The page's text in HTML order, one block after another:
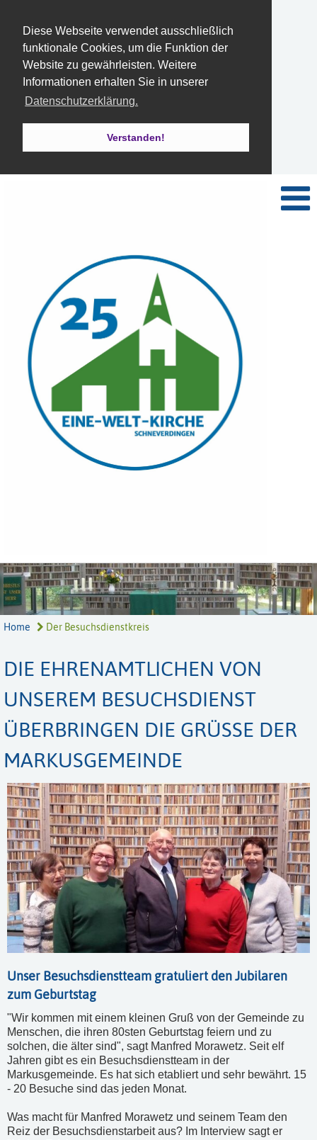
Diese Webseite verwendet ausschließlich
funktionale Cookies, um die Funktion der
Website zu gewährleisten. Weitere
Informationen erhalten Sie in unserer
Datenschutzerklärung.
Verstanden!
Home Der Besuchsdienstkreis
DIE EHRENAMTLICHEN VON
UNSEREM BESUCHSDIENST
ÜBERBRINGEN DIE GRÜSSE DER M
ARKUSGEMEINDE
Unser Besuchsdienstteam gratuliert den Jubilaren
zum Geburtstag
"Wir kommen mit einem kleinen Gruß von der Gemeinde zu
Menschen, die ihren 80sten Geburtstag feiern und zu
solchen, die älter sind", sagt Manfred Morawetz. Seit elf
Jahren gibt es ein Besuchsdienstteam in der
Markusgemeinde. Es hat sich etabliert und sehr bewährt. 15
- 20 Besuche sind das jeden Monat.
Was macht für Manfred Morawetz und seinem Team den
Reiz der Besuchsdienstarbeit aus? Im Interview sagt er